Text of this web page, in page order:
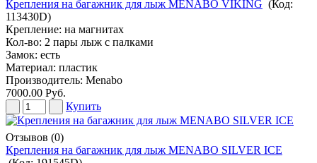
Крепления на багажник для лыж MENABO VIKING (Код:
113430D)
Крепление: на магнитах
Кол-во: 2 пары лыж с палками
Замок: есть
Материал: пластик
Производитель: Menabo
7000.00 Руб.
Купить
Отзывов (0)
Крепления на багажник для лыж MENABO SILVER ICE